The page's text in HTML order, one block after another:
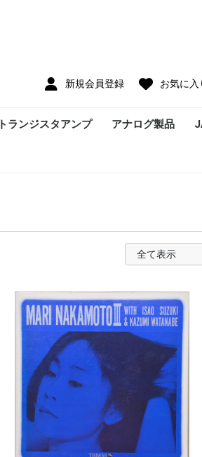
新規会員登録 お気に入
トランジスタアンプ アナログ製品